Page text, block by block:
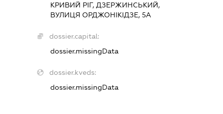
КРИВИЙ РІГ, ДЗЕРЖИНСЬКИЙ,
ВУЛИЦЯ ОРДЖОНІКІДЗЕ, 5А
dossier.capital:
dossier.missingData
dossier.kveds:
dossier.missingData